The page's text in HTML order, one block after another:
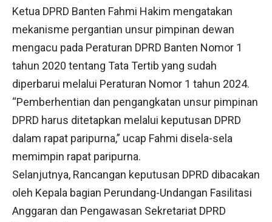
Ketua DPRD Banten Fahmi Hakim mengatakan
mekanisme pergantian unsur pimpinan dewan
mengacu pada Peraturan DPRD Banten Nomor 1
tahun 2020 tentang Tata Tertib yang sudah
diperbarui melalui Peraturan Nomor 1 tahun 2024.
“Pemberhentian dan pengangkatan unsur pimpinan
DPRD harus ditetapkan melalui keputusan DPRD
dalam rapat paripurna,” ucap Fahmi disela-sela
memimpin rapat paripurna.
Selanjutnya, Rancangan keputusan DPRD dibacakan
oleh Kepala bagian Perundang-Undangan Fasilitasi
Anggaran dan Pengawasan Sekretariat DPRD